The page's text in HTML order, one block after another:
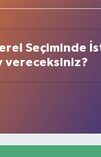
Seçiminde
vereceksiniz?